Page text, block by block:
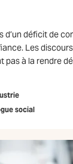
d’un déficit de
Les
à la rendre
social